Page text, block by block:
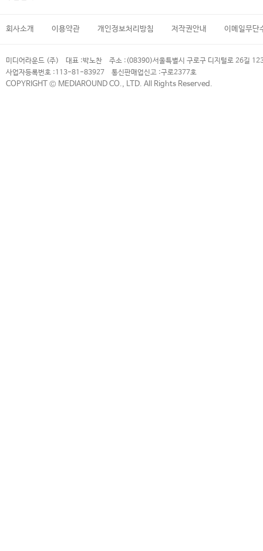
회사소개 이용약관 개인정보처리방침 저작권안내 이메일무단
미디어라운드 (주) 대표 :박노찬 주소 : (08390)서울특별시 구로구 디지털로 26길
사업자등록번호 :113-81-83927 통신판매업신고 :구로2377호
COPYRIGHT © MEDIAROUND CO., LTD. All Rights Reserved.